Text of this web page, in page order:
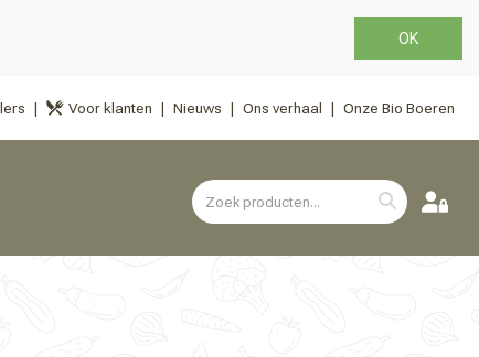
Voor klanten Nieuws Ons verhaal Onze Bio Boeren
OK